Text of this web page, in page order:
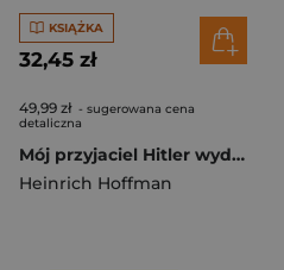
KSIĄŻKA
32,45 zł
49,99 zł - sugerowana cena
detaliczna
Mój przyjaciel Hitler wyd. 2025
Heinrich Hoffman